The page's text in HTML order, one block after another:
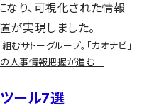
り、可視化された情報
が実現しました。
むサトーグループ。「カオナビ」
人事情報把握が進む｜
ール7選